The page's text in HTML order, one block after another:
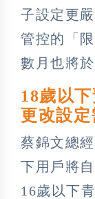
子設定更
管控的「
數月也將
18歲以
更改設
蔡錦文總
下用戶將
16歲以下